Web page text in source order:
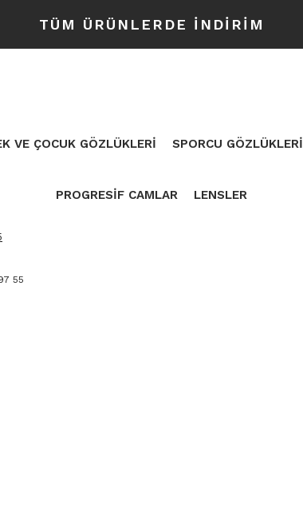
TÜM ÜRÜNLERDE İNDİRİM
VE ÇOCUK GÖZLÜKLERİ SPORCU GÖZLÜKLERİ
PROGRESİF CAMLAR LENSLER